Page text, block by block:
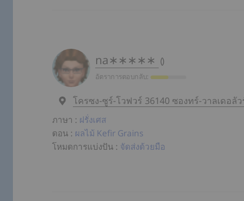
na∗∗∗∗∗ ()
อัตราการตอบกลับ:
โครซง-ซูร์-โวฟวร์ 36140 ซองทร์-วาลเดอลัว
ภาษา : ฝรั่งเศส
ดอน : ผลไม้ Kefir Grains
โหมดการแบ่งปัน : จัดส่งด้วยมือ